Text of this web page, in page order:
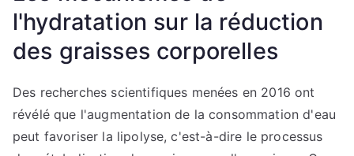
l'hydratation sur la réduction
des graisses corporelles
Des recherches scientifiques menées en 2016 ont
révélé que l'augmentation de la consommation d'eau
peut favoriser la lipolyse, c'est-à-dire le processus